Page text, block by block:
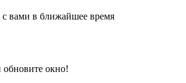
вами в ближайшее время
окно!